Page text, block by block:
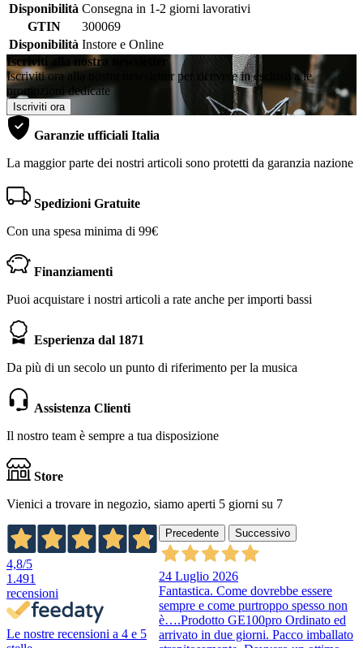
Disponibilità Consegna in 1-2 giorni lavorativi
GTIN
300069
Disponibilità Instore e Online
Iscriviti alla nostra newsletter
Iscriviti ora alla nostra newsletter per ricevere in esclusiva le
promozioni dedicate
Iscriviti ora
Garanzie ufficiali Italia
La maggior parte dei nostri articoli sono protetti da garanzia nazione
Spedizioni Gratuite
Con una spesa minima di 99€
Finanziamenti
Puoi acquistare i nostri articoli a rate anche per importi bassi
Esperienza dal 1871
Da più di un secolo un punto di riferimento per la musica
Assistenza Clienti
Il nostro team è sempre a tua disposizione
Store
Vienici a trovare in negozio, siamo aperti 5 giorni su 7
4,8/5
1.491
recensioni
Le nostre recensioni a 4 e 5
Precedente Successivo
24 Luglio 2026
Fantastica. Come dovrebbe essere
sempre e come purtroppo spesso non
è….Prodotto GE100pro Ordinato ed
arrivato in due giorni. Pacco imballato